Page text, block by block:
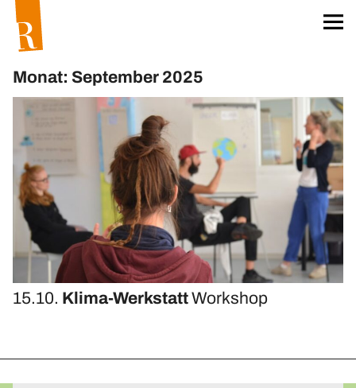
Startseite
Für unser Klima
Worum geht’s?
Das Team
Projekt »unser Klima«
Klima-Aktionskarten
Klima-Workshops
Klima-Exkursionen
Heftreihe »unser Klima«
Hefte bestellen
Materialien
Monat: September 2025
15.10. Klima-WerkstattWorkshop